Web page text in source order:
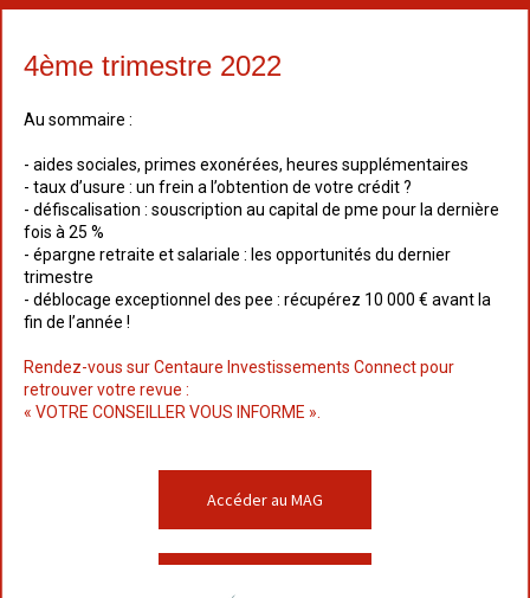
4ème trimestre 2022
Au sommaire :
- aides sociales, primes exonérées, heures supplémentaires
- taux d’usure : un frein a l’obtention de votre crédit ?
- défiscalisation : souscription au capital de pme pour la dernière
fois à 25 %
- épargne retraite et salariale : les opportunités du dernier
trimestre
- déblocage exceptionnel des pee : récupérez 10 000 € avant la
fin de l’année !
Rendez-vous sur Centaure Investissements Connect pour
retrouver votre revue :
« VOTRE CONSEILLER VOUS INFORME ».
Accéder au MAG